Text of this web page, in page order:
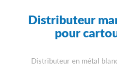
Distributeur
pour
Distributeur en métal